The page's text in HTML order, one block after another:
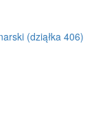
(dziąłka 406)